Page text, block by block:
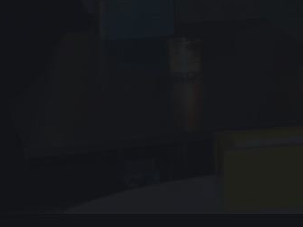
UNA ANTOLOGÍA QUE BUSCA